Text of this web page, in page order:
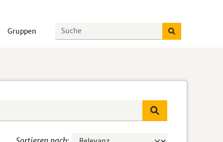
Gruppen